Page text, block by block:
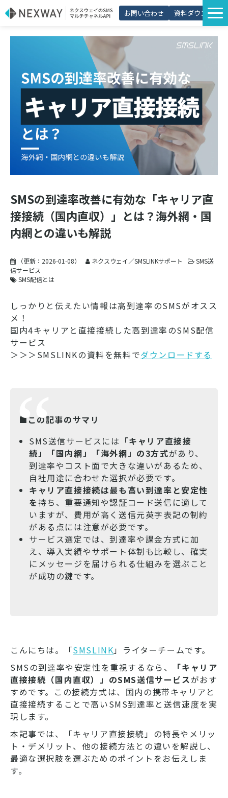
お問い合わせ 資料ダウンロード
サービス一覧
選ばれる理由
プラン・価格
導入事例
活用シーン
コラム
パートナー制度
SMSの到達率改善に有効な「キャリア直
接接続（国内直収）」とは？海外網・国
内網との違いも解説
（更新： 2026-01-08） ネクスウェイ／SMSLINKサポート
SMS送
信サービス
SMS配信とは
しっかりと伝えたい情報は高到達率のSMSがオスス
メ！
国内4キャリアと直接接続した高到達率のSMS配信
サービス
＞＞＞SMSLINKの資料を無料でダウンロードする
■この記事のサマリ
SMS送信サービスには 「キャリア直接接
続」「国内網」「海外網」の3方式があり、
到達率やコスト面で大きな違いがあるため、
自社用途に合わせた選択が必要です。
キャリア直接接続は最も高い到達率と安定性
を持ち、重要通知や認証コード送信に適して
いますが、費用が高く送信元英字表記の制約
がある点には注意が必要です。
サービス選定では、到達率や課金方式に加
え、導入実績やサポート体制も比較し、確実
にメッセージを届けられる仕組みを選ぶこと
が成功の鍵です。
こんにちは。「SMSLINK」ライターチームです。
SMSの到達率や安定性を重視するなら、
「キャリア
直接接続（国内直収）」のSMS送信サービスがおす
すめです。この接続方式は、国内の携帯キャリアと
直接接続することで高いSMS到達率と送信速度を実
現します。
本記事では、「キャリア直接接続」の特長やメリッ
ト・デメリット、他の接続方法との違いを解説し、
最適な選択肢を選ぶためのポイントをお伝えしま
す。